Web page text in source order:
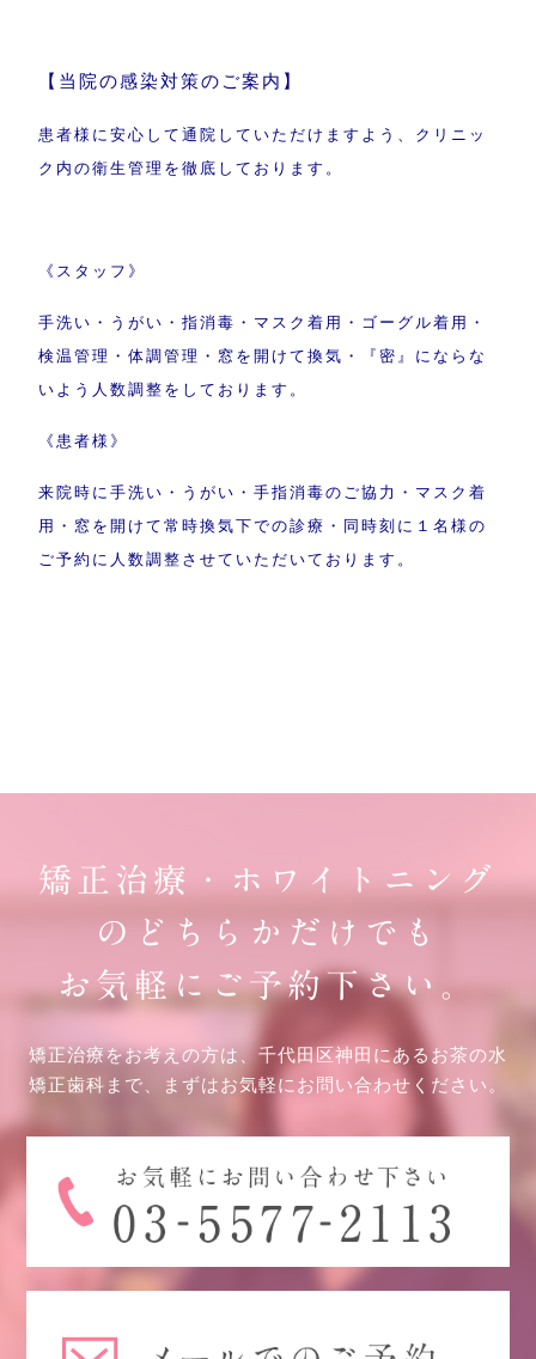
【当院の感染対策のご案内】
患者様に安心して通院していただけますよう、クリニッ
ク内の衛生管理を徹底しております。
《スタッフ》
手洗い・うがい・指消毒・マスク着用・ゴーグル着用・
検温管理・体調管理・窓を開けて換気・『密』にならな
いよう人数調整をしております。
《患者様》
来院時に手洗い・うがい・手指消毒のご協力・マスク着
用・窓を開けて常時換気下での診療・同時刻に１名様の
ご予約に人数調整させていただいております。
矯正治療・ホワイトニング
のどちらかだけでも
お気軽にご予約下さい。
矯正治療をお考えの方は、千代田区神田にあるお茶の水
矯正歯科まで、まずはお気軽にお問い合わせください。